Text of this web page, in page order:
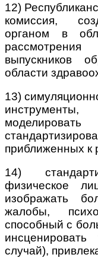
12)
комиссия,
органом в
рассмотрения
выпускников
области
13)
инструменты,
приближенных к
14)
физическое
изображать
жалобы,
способный с
случай),